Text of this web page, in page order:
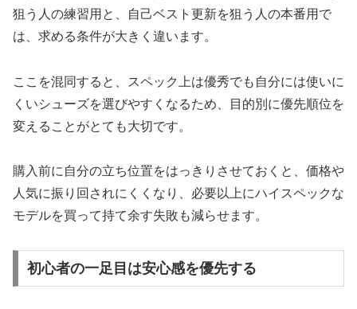
狙う人の練習用と、自己ベスト更新を狙う人の本番用で
は、求める条件が大きく違います。
ここを混同すると、スペック上は優秀でも自分には使いに
くいシューズを選びやすくなるため、目的別に優先順位を
変えることがとても大切です。
購入前に自分の立ち位置をはっきりさせておくと、価格や
人気に振り回されにくくなり、必要以上にハイスペックな
モデルを買って持て余す失敗も減らせます。
初心者の一足目は安心感を優先する